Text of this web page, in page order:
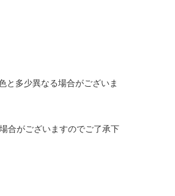
と多少異なる場合がございま
合がございますのでご了承下